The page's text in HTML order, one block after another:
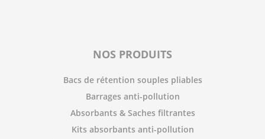
NOS PRODUITS
Bacs de rétention souples pliables
Barrages anti-pollution
Absorbants & Saches filtrantes
Kits absorbants anti-pollution